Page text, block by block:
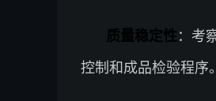
质量稳定性：考
控制和成品检验程序。